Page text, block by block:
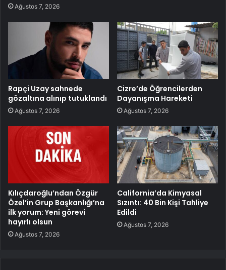
Ağustos 7, 2026
Rapçi Uzay sahnede
gözaltına alınıp tutuklandı
Ağustos 7, 2026
Cizre’de Öğrencilerden
Dayanışma Hareketi
Ağustos 7, 2026
Kılıçdaroğlu’ndan Özgür
Özel’in Grup Başkanlığı’na
ilk yorum: Yeni görevi
hayırlı olsun
Ağustos 7, 2026
California’da Kimyasal
Sızıntı: 40 Bin Kişi Tahliye
Edildi
Ağustos 7, 2026